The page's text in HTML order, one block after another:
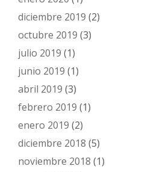
diciembre 2019 (2)
octubre 2019 (3)
julio 2019 (1)
junio 2019 (1)
abril 2019 (3)
febrero 2019 (1)
enero 2019 (2)
diciembre 2018 (5)
noviembre 2018 (1)